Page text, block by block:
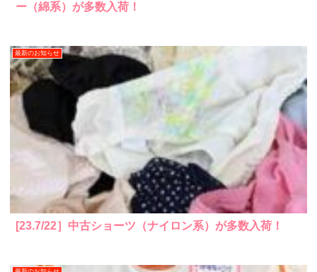
ー（綿系）が多数入荷！
最新のお知らせ
[23.7/22］中古ショーツ（ナイロン系）が多数入荷！